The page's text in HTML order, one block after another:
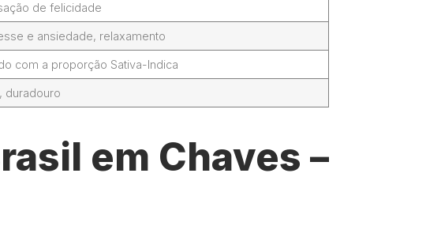
de felicidade
e ansiedade, relaxamento
com a proporção Sativa-Indica
duradouro
em Chaves –